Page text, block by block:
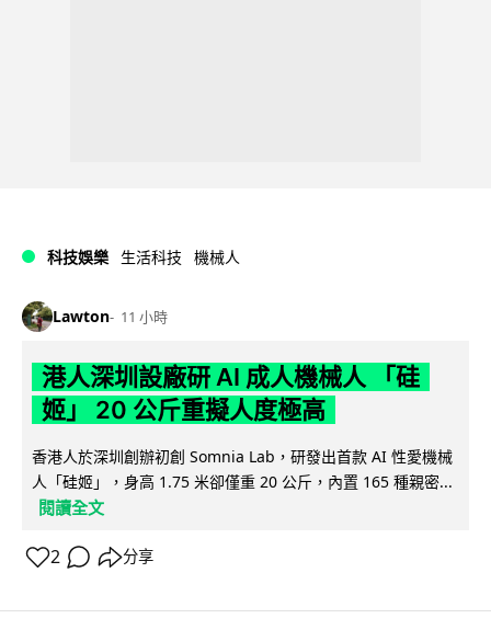
科技娛樂 生活科技 機械人
Lawton 11 小時
港人深圳設廠研 AI 成人機械人 「硅
姬」 20 公斤重擬人度極高
香港人於深圳創辦初創 Somnia Lab，研發出首款 AI 性愛機械
人「硅姬」，身高 1.75 米卻僅重 20 公斤，內置 165 種親密...
閱讀全文
2 分享